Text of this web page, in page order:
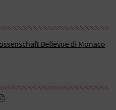
Bellevue di Monaco